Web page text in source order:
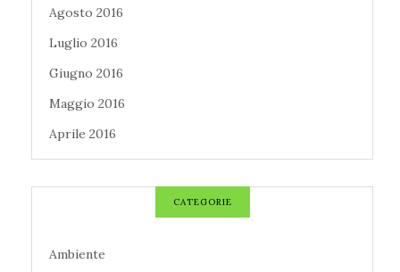
Agosto 2016
Luglio 2016
Giugno 2016
Maggio 2016
Aprile 2016
CATEGORIE
Ambiente